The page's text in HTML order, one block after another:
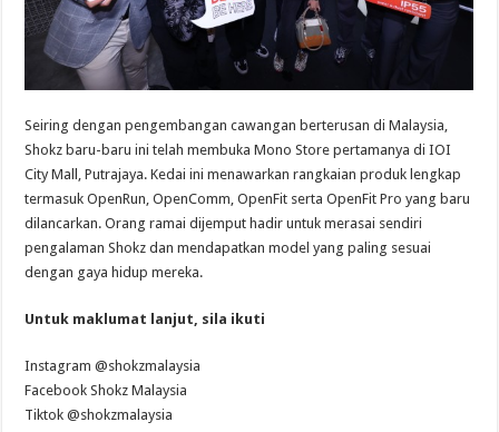
Seiring dengan pengembangan cawangan berterusan di Malaysia,
Shokz baru-baru ini telah membuka Mono Store pertamanya di IOI
City Mall, Putrajaya. Kedai ini menawarkan rangkaian produk lengkap
termasuk OpenRun, OpenComm, OpenFit serta OpenFit Pro yang baru
dilancarkan. Orang ramai dijemput hadir untuk merasai sendiri
pengalaman Shokz dan mendapatkan model yang paling sesuai
dengan gaya hidup mereka.
Untuk maklumat lanjut, sila ikuti
Instagram @shokzmalaysia
Facebook Shokz Malaysia
Tiktok @shokzmalaysia